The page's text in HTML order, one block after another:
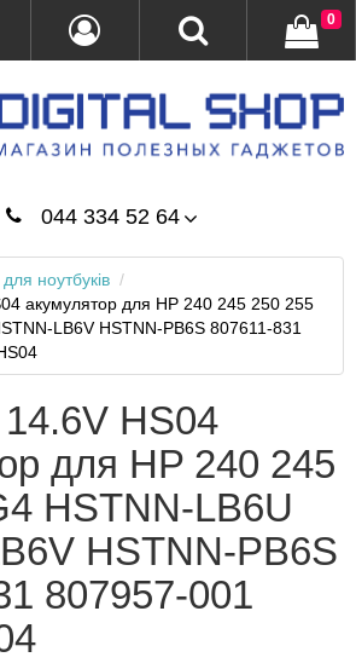
044 334 52 64
0
ноутбуків
акумулятор для HP 240 245 250 255
LB6V HSTNN-PB6S 807611-831
HS04
для HP 240 245
HSTNN-LB6U
HSTNN-PB6S
807957-001